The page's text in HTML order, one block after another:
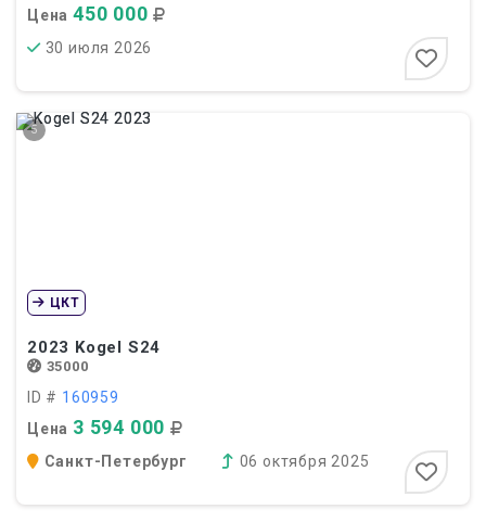
Цена 450 000
30 июля 2026
5
2023 Kogel S24
35000
ID # 160959
Цена 3 594 000
ЦКТ
Санкт-Петербург 06 октября 2025